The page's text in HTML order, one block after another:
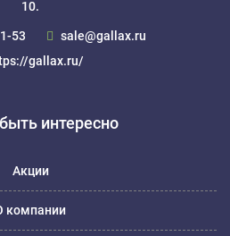
10.
53
sale@gallax.ru
gallax.ru/
интересно
Акции
компании